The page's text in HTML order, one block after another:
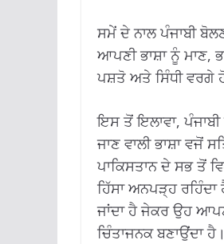
ਸਮੇਂ ਦੇ ਨਾਲ ਪੰਜਾਬੀ
ਆਪਣੀ ਭਾਸ਼ਾ ਨੂੰ ਮਾਣ,
ਪਸ਼ਤੋ ਅਤੇ ਸਿੰਧੀ ਵਰਗੇ
ਇਸ ਤੋਂ ਇਲਾਵਾ,
ਜਾਣ ਵਾਲੀ ਭਾਸ਼ਾ ਵਜੋਂ
ਪਾਕਿਸਤਾਨ ਦੇ ਸਭ ਤੋਂ
ਹਿੱਸਾ ਅਨਪੜ੍ਹ ਰਹਿੰਦਾ
ਜਾਂਦਾ ਹੈ ਜੇਕਰ ਉਹ
ਚਿੰਤਾਜਨਕ ਬਣਾਉਂਦਾ ਹੈ।